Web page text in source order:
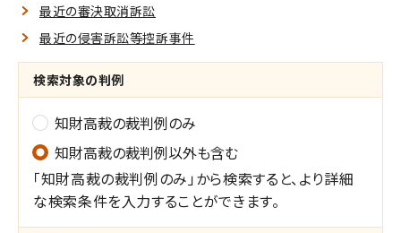
最近の審決取消訴訟
最近の侵害訴訟等控訴事件
検索対象の判例
知財高裁の裁判例のみ
知財高裁の裁判例以外も含む
「知財高裁の裁判例のみ」から検索すると、より詳細
な検索条件を入力することができます。